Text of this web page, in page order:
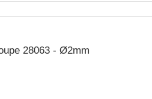
28063 - Ø2mm